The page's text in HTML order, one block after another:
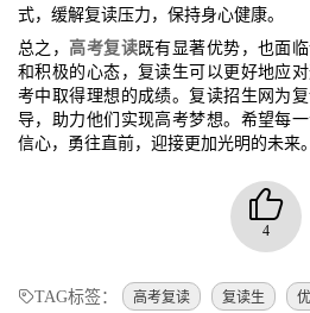
式，缓解复读压力，保持身心健康。
总之， 高考复读既有显著优势，也面
和积极的心态，复读生可以更好地应
考中取得理想的成绩。复读招生网为
导，助力他们实现高考梦想。希望每
信心，勇往直前，迎接更加光明的未来。
4
TAG标签： 高考复读 复读生